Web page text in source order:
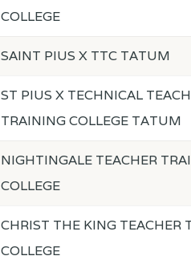
COLLEGE
SAINT PIUS X TTC TATUM
ST PIUS X TECHNICAL
TRAINING COLLEGE TATUM
NIGHTINGALE TEACHER
COLLEGE
CHRIST THE KING TEACHER
COLLEGE